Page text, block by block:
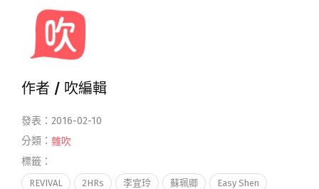
作者 / 吹編輯
發表：2016-02-10
分類： 雜吹
標籤：
REVIVAL 2HRs 李宜玲 蘇珮卿 Easy Shen